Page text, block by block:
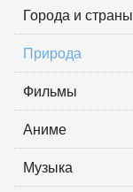
Города и страны
Природа
Фильмы
Аниме
Музыка